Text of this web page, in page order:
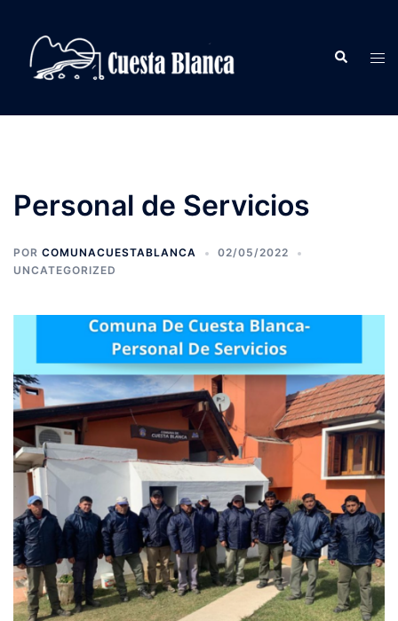
contenido
Buscar
Personal de Servicios
POR COMUNACUESTABLANCA
02/05/2022
UNCATEGORIZED